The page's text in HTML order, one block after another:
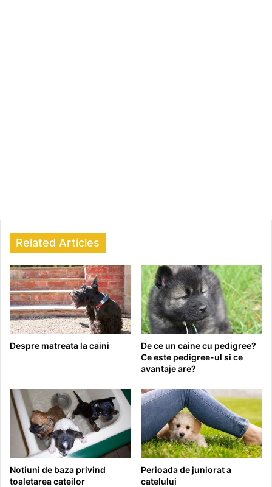
Related Articles
Despre matreata la caini
De ce un caine cu pedigree?
Ce este pedigree-ul si ce
avantaje are?
Notiuni de baza privind
toaletarea cateilor
Perioada de juniorat a
catelului